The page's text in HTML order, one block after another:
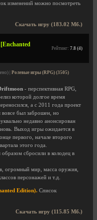
изменений можно посмотреть
Скачать игру (183.02 Мб.)
Рейтинг: 7.8 (4)
| Ролевые игры (RPG) (3505)
- перспективная RPG,
которой долгое время
а с 2011 года проект
вовсе был заброшен, но
недавно анонсирован
Выход игры ожидается в
первого, начале второго
этого года.
сбросили в колодец в
огромный мир, масса оружия,
персонажей и т.д.
Edition). Список
Скачать игру (115.85 Мб.)